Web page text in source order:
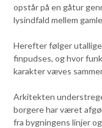
opstår på en gåtur
lysindfald mellem
Herefter følger
finpudses, og hvor
karakter væves
Arkitekten
borgere har været
fra bygningens linjer